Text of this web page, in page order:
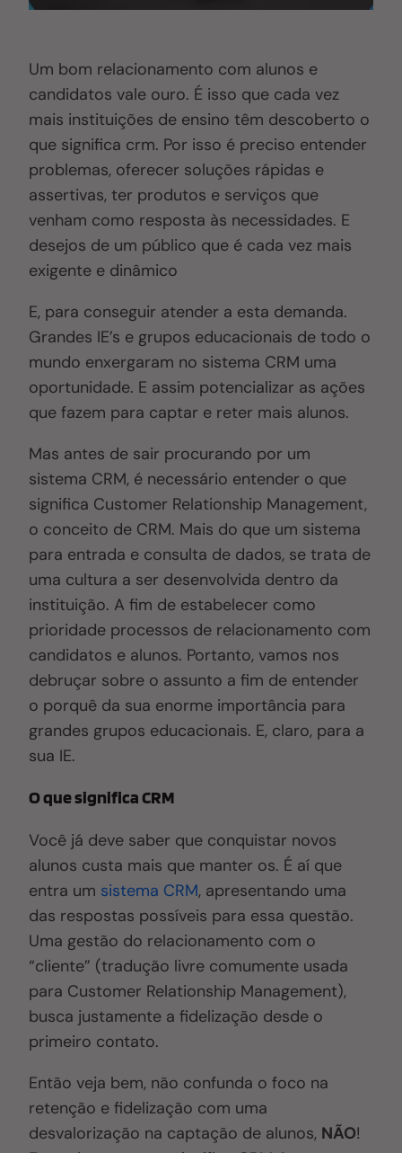
Um bom relacionamento com alunos e
candidatos vale ouro. É isso que cada vez
mais instituições de ensino têm descoberto o
que significa crm. Por isso é preciso entender
problemas, oferecer soluções rápidas e
assertivas, ter produtos e serviços que
venham como resposta às necessidades. E
desejos de um público que é cada vez mais
exigente e dinâmico
E, para conseguir atender a esta demanda.
Grandes IE’s e grupos educacionais de todo o
mundo enxergaram no sistema CRM uma
oportunidade. E assim potencializar as ações
que fazem para captar e reter mais alunos.
Mas antes de sair procurando por um
sistema CRM, é necessário entender o que
significa Customer Relationship Management,
o conceito de CRM. Mais do que um sistema
para entrada e consulta de dados, se trata de
uma cultura a ser desenvolvida dentro da
instituição. A fim de estabelecer como
prioridade processos de relacionamento com
candidatos e alunos. Portanto, vamos nos
debruçar sobre o assunto a fim de entender
o porquê da sua enorme importância para
grandes grupos educacionais. E, claro, para a
sua IE.
O que significa CRM
Você já deve saber que conquistar novos
alunos custa mais que manter os. É aí que
entra um sistema CRM, apresentando uma
das respostas possíveis para essa questão.
Uma gestão do relacionamento com o
“cliente” (tradução livre comumente usada
para Customer Relationship Management),
busca justamente a fidelização desde o
primeiro contato.
Então veja bem, não confunda o foco na
retenção e fidelização com uma
desvalorização na captação de alunos, NÃO!